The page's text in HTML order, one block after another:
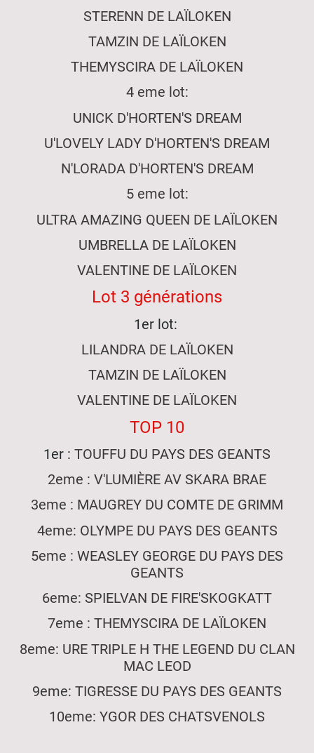
STERENN DE LAÏLOKEN
TAMZIN DE LAÏLOKEN
THEMYSCIRA DE LAÏLOKEN
4 eme lot:
UNICK D'HORTEN'S DREAM
U'LOVELY LADY D'HORTEN'S DREAM
N'LORADA D'HORTEN'S DREAM
5 eme lot:
ULTRA AMAZING QUEEN DE LAÏLOKEN
UMBRELLA DE LAÏLOKEN
VALENTINE DE LAÏLOKEN
Lot 3 générations
1er lot:
LILANDRA DE LAÏLOKEN
TAMZIN DE LAÏLOKEN
VALENTINE DE LAÏLOKEN
TOP 10
1er : TOUFFU DU PAYS DES GEANTS
2eme : V'LUMIÈRE AV SKARA BRAE
3eme : MAUGREY DU COMTE DE GRIMM
4eme: OLYMPE DU PAYS DES GEANTS
5eme : WEASLEY GEORGE DU PAYS DES
GEANTS
6eme: SPIELVAN DE FIRE'SKOGKATT
7eme : THEMYSCIRA DE LAÏLOKEN
8eme: URE TRIPLE H THE LEGEND DU CLAN
MAC LEOD
9eme: TIGRESSE DU PAYS DES GEANTS
10eme: YGOR DES CHATSVENOLS